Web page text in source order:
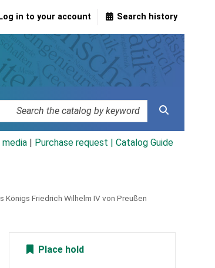
Log in to your account Search history
media Purchase request | Catalog Guide
Friedrich Wilhelm IV von Preußen
Place hold